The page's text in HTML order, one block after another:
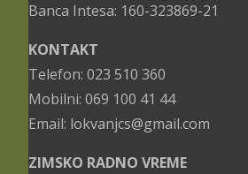
Banca Intesa: 160-323869-21
KONTAKT
Telefon: 023 510 360
Mobilni: 069 100 41 44
Email: lokvanjcs@gmail.com
ZIMSKO RADNO VREME